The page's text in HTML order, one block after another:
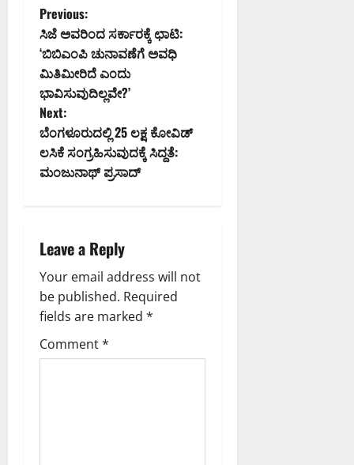
P
o
s
t
n
a
i
g
a
t
Previous:
ಸಿಜೆ ಅವರಿಂದ ಸರ್ಕಾರಕ್ಕೆ ಛಾಟಿ:
‘ಬಿಬಿಎಂಪಿ ಚುನಾವಣೆಗೆ ಅವಧಿ
ಮಿತಿಮೀರಿದೆ ಎಂದು
ಭಾವಿಸುವುದಿಲ್ಲವೇ?’
Next:
ಬೆಂಗಳೂರುದಲ್ಲಿ 25 ಲಕ್ಷ ಕೋವಿಡ್‌
ಲಸಿಕೆ ಸಂಗ್ರಹಿಸುವುದಕ್ಕೆ ಸಿದ್ದತೆ:
ಮಂಜುನಾಥ್‌ ಪ್ರಸಾದ್
Leave a Reply
Your email address will not
be published. Required
fields are marked *
Comment*